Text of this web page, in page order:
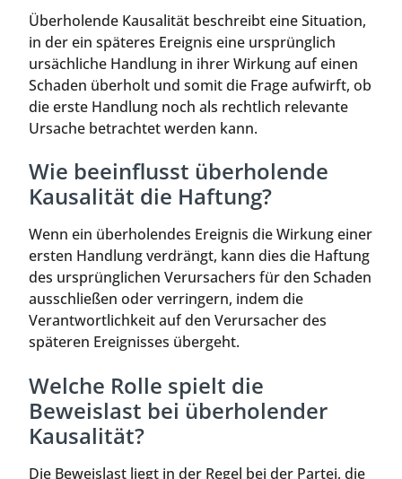
Überholende Kausalität beschreibt eine Situation,
in der ein späteres Ereignis eine ursprünglich
ursächliche Handlung in ihrer Wirkung auf einen
Schaden überholt und somit die Frage aufwirft, ob
die erste Handlung noch als rechtlich relevante
Ursache betrachtet werden kann.
Wie beeinflusst überholende
Kausalität die Haftung?
Wenn ein überholendes Ereignis die Wirkung einer
ersten Handlung verdrängt, kann dies die Haftung
des ursprünglichen Verursachers für den Schaden
ausschließen oder verringern, indem die
Verantwortlichkeit auf den Verursacher des
späteren Ereignisses übergeht.
Welche Rolle spielt die
Beweislast bei überholender
Kausalität?
Die Beweislast liegt in der Regel bei der Partei, die